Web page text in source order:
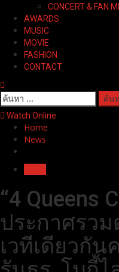
CONCERT & FAN
AWARDS
MUSIC
MOVIE
FASHION
CONTACT
ค้นหา
สำหรับ:
Watch Online
Home
News
“4 Queens
ประกาศรว
เวทีเดียวกัน